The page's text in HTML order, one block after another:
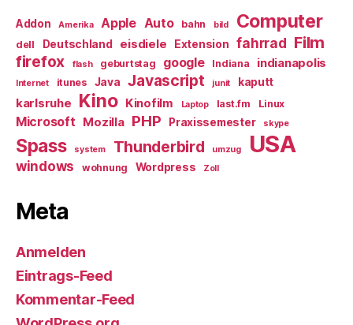
Addon Amerika Apple Auto bahn bild Computer
dell Deutschland eisdiele Extension fahrrad Film
firefox flash geburtstag google Indiana indianapolis
Internet itunes Java Javascript junit kaputt
karlsruhe Kino Kinofilm Laptop last.fm Linux
Microsoft Mozilla PHP Praxissemester skype
Spass system Thunderbird umzug USA
windows wohnung Wordpress Zoll
Meta
Anmelden
Eintrags-Feed
Kommentar-Feed